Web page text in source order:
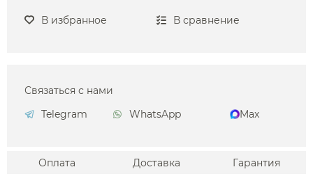
В избранное В сравнение
Связаться с нами
Telegram
WhatsApp Max
Оплата Доставка Гарантия